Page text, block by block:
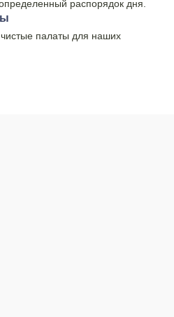
распорядок дня.
палаты для наших